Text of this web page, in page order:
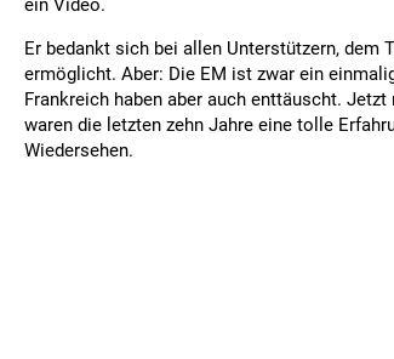
ein Video.
Er bedankt sich bei allen Unterstützern, dem
ermöglicht. Aber: Die EM ist zwar ein
Frankreich haben aber auch enttäuscht.
waren die letzten zehn Jahre eine tolle
Wiedersehen.